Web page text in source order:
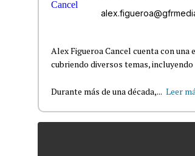
Alex Figueroa Cancel cuenta con
cubriendo diversos temas,
Durante más de una década,... Leer